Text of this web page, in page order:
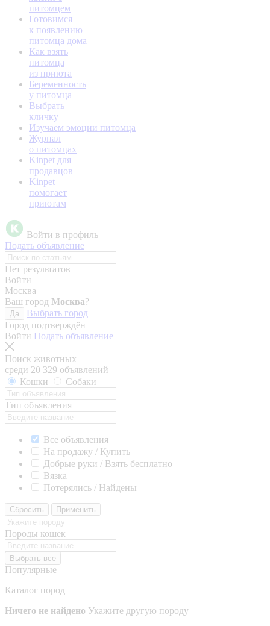
питомцем
Готовимся
к появлению
питомца дома
Как взять
питомца
из приюта
Беременность
у питомца
Выбрать
кличку
Изучаем эмоции питомца
Журнал
о питомцах
Kinpet для
продавцов
Kinpet
помогает
приютам
Войти в профиль
Подать объявление
Нет результатов
Войти
Москва
Ваш город Москва?
Да
Выбрать город
Город подтверждён
Войти Подать объявление
Поиск животных
среди 20 329 объявлений
Кошки
Собаки
Тип объявления
Все объявления
На продажу / Купить
Добрые руки / Взять бесплатно
Вязка
Потерялись / Найдены
Сбросить Применить
Породы кошек
Выбрать все
Популярные
Каталог пород
Ничего не найдено Укажите другую породу